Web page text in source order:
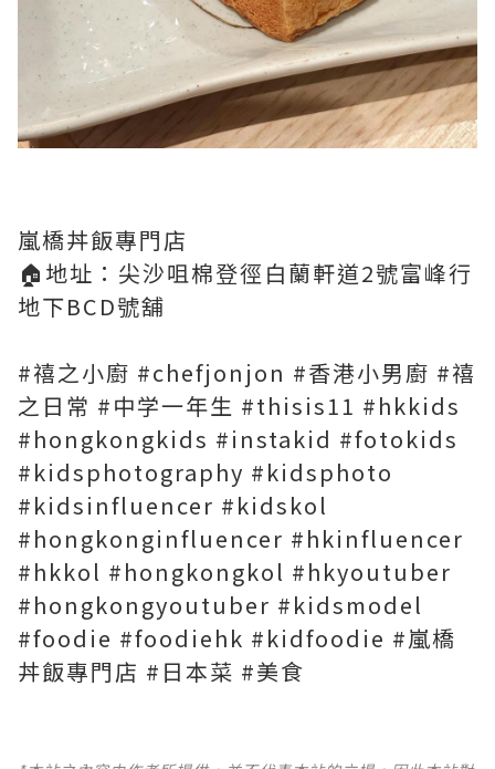
嵐橋丼飯專門店
🏠地址：尖沙咀棉登徑白蘭軒道2號富峰行
地下BCD號舖
#禧之小廚 #chefjonjon #香港小男廚 #禧
之日常 #中学一年生 #thisis11 #hkkids
#hongkongkids #instakid #fotokids
#kidsphotography #kidsphoto
#kidsinfluencer #kidskol
#hongkonginfluencer #hkinfluencer
#hkkol #hongkongkol #hkyoutuber
#hongkongyoutuber #kidsmodel
#foodie #foodiehk #kidfoodie #嵐橋
丼飯專門店 #日本菜 #美食